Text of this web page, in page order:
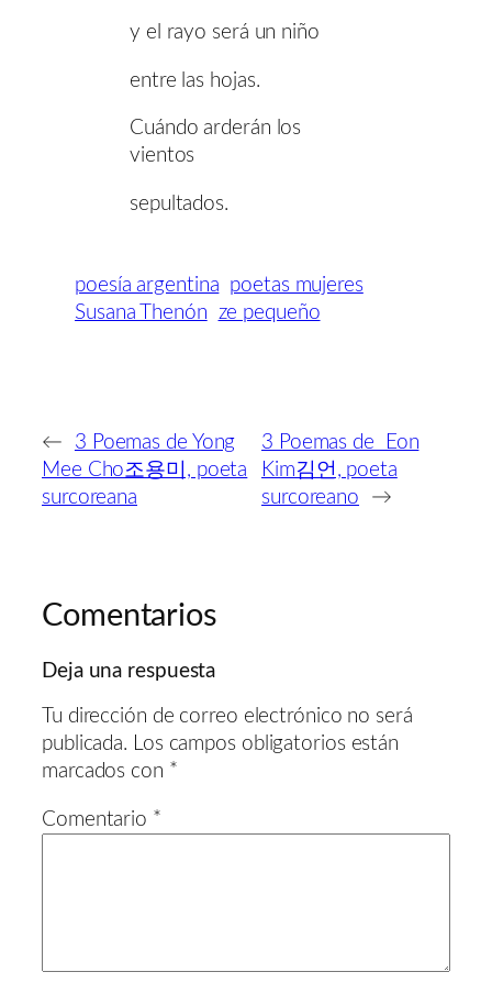
y el rayo será un niño
entre las hojas.
Cuándo arderán los
vientos
sepultados.
poesía argentina poetas mujeres
Susana Thenón ze pequeño
←
3 Poemas de Yong
Mee Cho조용미, poeta
surcoreana
3 Poemas de Eon
Kim김언, poeta
surcoreano
→
Comentarios
Deja una respuesta
Tu dirección de correo electrónico no será
publicada. Los campos obligatorios están
marcados con *
Comentario *